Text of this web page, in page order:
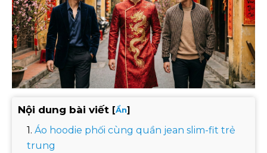
Nội dung bài viết [Ẩn]
Áo hoodie phối cùng quần jean slim-fit trẻ
trung